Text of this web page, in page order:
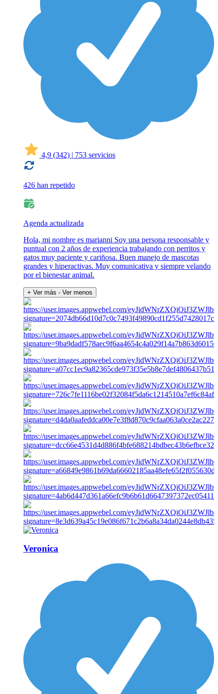
4,9 (342) | 753 servicios
426 han repetido
Agenda actualizada
Hola, mi nombre es marianni Soy una persona responsable y
puntual con 2 años de experiencia trabajando con perritos y
gatos muy paciente y cariñosa. Buen manejo de mascotas
grandes y hiperactivas. Muy comunicativa y siempre velando
por el bienestar animal.
+ Ver más - Ver menos
Veronica